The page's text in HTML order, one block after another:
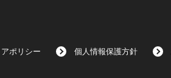
ポリシー 個人情報保護方針